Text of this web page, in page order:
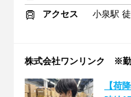
アクセス
小泉駅
株式会社ワンリンク ※勤
【荷